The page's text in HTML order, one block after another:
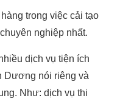
trong việc cải tạo
nghiệp nhất.
dịch vụ tiện ích
Dương nói riêng và
Như: dịch vụ thi